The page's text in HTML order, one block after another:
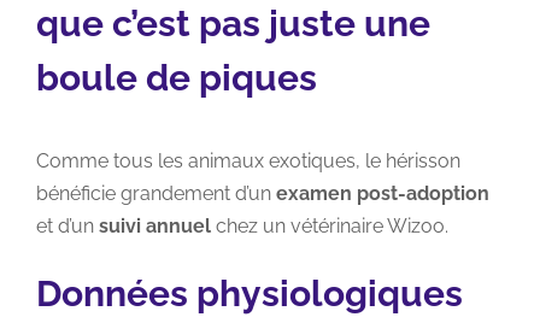
que c’est pas juste une
boule de piques
Comme tous les animaux exotiques, le hérisson
bénéficie grandement d’un examen post-adoption
et d’un suivi annuel chez un vétérinaire Wizoo.
Données physiologiques